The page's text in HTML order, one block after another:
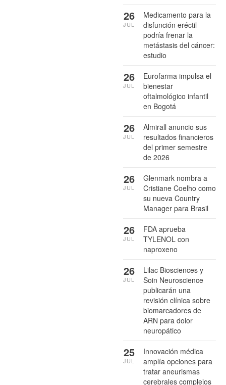
Medicamento para la
disfunción eréctil
podría frenar la
metástasis del cáncer:
estudio
26
JUL
Eurofarma impulsa el
bienestar
oftalmológico infantil
en Bogotá
26
JUL
Almirall anuncio sus
resultados financieros
del primer semestre
de 2026
26
JUL
Glenmark nombra a
Cristiane Coelho como
su nueva Country
Manager para Brasil
26
JUL
FDA aprueba
TYLENOL con
naproxeno
26
JUL
Lilac Biosciences y
Soin Neuroscience
publicarán una
revisión clínica sobre
biomarcadores de
ARN para dolor
neuropático
26
JUL
Innovación médica
amplía opciones para
tratar aneurismas
cerebrales complejos
25
JUL